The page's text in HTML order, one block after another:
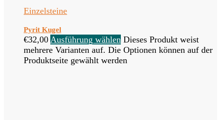
Einzelsteine
Pyrit Kugel
€32,00 Ausführung wählen Dieses Produkt weist
mehrere Varianten auf. Die Optionen können auf der
Produktseite gewählt werden